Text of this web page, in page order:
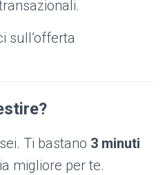
sull’offerta
Ti bastano 3 minuti
migliore per te.